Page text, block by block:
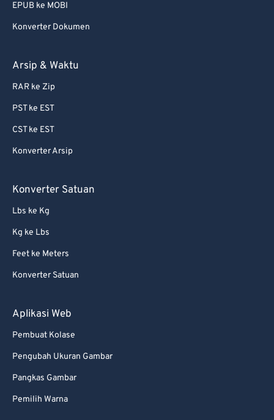
EPUB ke MOBI
Konverter Dokumen
Arsip & Waktu
RAR ke Zip
PST ke EST
CST ke EST
Konverter Arsip
Konverter Satuan
Lbs ke Kg
Kg ke Lbs
Feet ke Meters
Konverter Satuan
Aplikasi Web
Pembuat Kolase
Pengubah Ukuran Gambar
Pangkas Gambar
Pemilih Warna